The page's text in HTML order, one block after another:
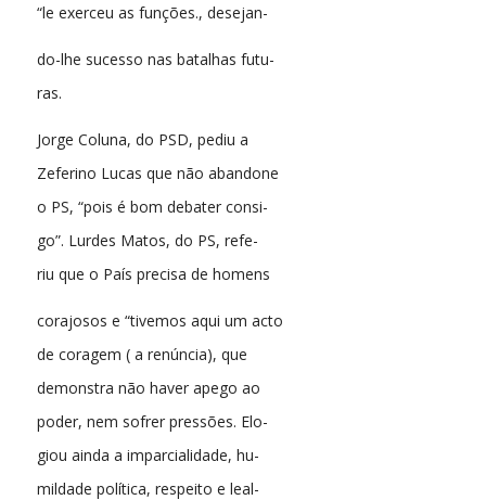
“le exerceu as funções., desejan-
do-lhe sucesso nas batalhas futu-
ras.
Jorge Coluna, do PSD, pediu a
Zeferino Lucas que não abandone
o PS, “pois é bom debater consi-
go”. Lurdes Matos, do PS, refe-
riu que o País precisa de homens
corajosos e “tivemos aqui um acto
de coragem ( a renúncia), que
demonstra não haver apego ao
poder, nem sofrer pressões. Elo-
giou ainda a imparcialidade, hu-
mildade política, respeito e leal-